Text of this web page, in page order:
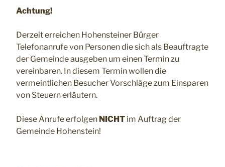
Achtung!
Derzeit erreichen Hohensteiner Bürger
Telefonanrufe von Personen die sich als Beauftragte
der Gemeinde ausgeben um einen Termin zu
vereinbaren. In diesem Termin wollen die
vermeintlichen Besucher Vorschläge zum Einsparen
von Steuern erläutern.
Diese Anrufe erfolgen NICHT im Auftrag der
Gemeinde Hohenstein!